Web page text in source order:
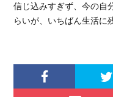
信じ込みすぎず、今の自
らいが、いちばん生活に